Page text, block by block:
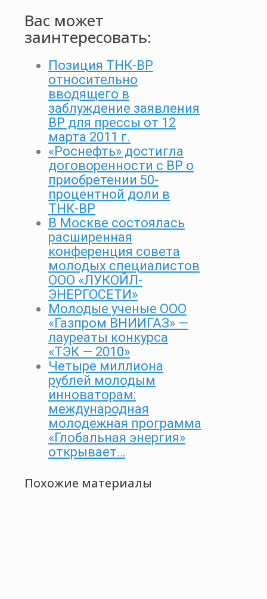
Вас может
заинтересовать:
Позиция ТНК-ВР
относительно
вводящего в
заблуждение заявления
ВР для прессы от 12
марта 2011 г.
«Роснефть» достигла
договоренности с ВР о
приобретении 50-
процентной доли в
ТНК-ВР
В Москве состоялась
расширенная
конференция совета
молодых специалистов
ООО «ЛУКОЙЛ-
ЭНЕРГОСЕТИ»
Молодые ученые ООО
«Газпром ВНИИГАЗ» —
лауреаты конкурса
«ТЭК — 2010»
Четыре миллиона
рублей молодым
инноваторам:
международная
молодежная программа
«Глобальная энергия»
открывает…
Похожие материалы